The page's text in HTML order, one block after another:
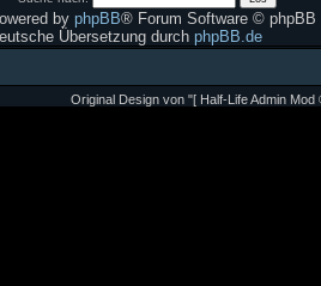
by phpBB® Forum Software © phpBB
Übersetzung durch phpBB.de
Original Design von "[ Half-Life Admin